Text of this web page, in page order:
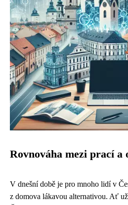
Rovnováha mezi prací a
V dnešní době je pro mnoho lidí v
z domova lákavou alternativou. Ať